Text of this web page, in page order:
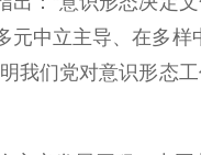
元中立主导、在多
我们党对意识形态